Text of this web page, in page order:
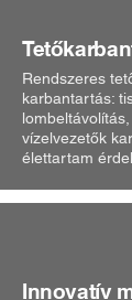
Rendszeres
karbantartás:
vízelvezetők
élettartam
Innovatív